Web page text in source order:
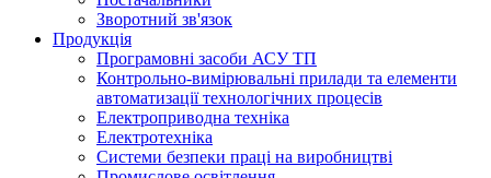
Зворотний зв'язок
Продукція
Програмовні засоби АСУ ТП
Контрольно-вимірювальні прилади та елементи
автоматизації технологічних процесів
Електроприводна техніка
Електротехніка
Системи безпеки праці на виробництві